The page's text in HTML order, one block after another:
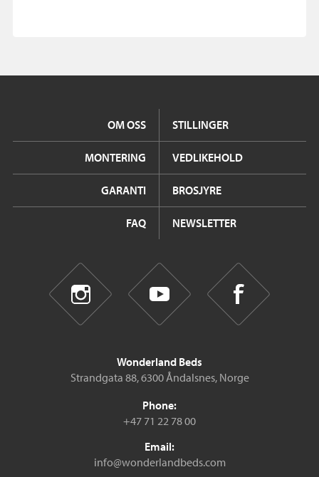
OM OSS STILLINGER
MONTERING VEDLIKEHOLD
GARANTI BROSJYRE
FAQ NEWSLETTER
Wonderland Beds
Strandgata 88, 6300 Åndalsnes, Norge
Phone:
+47 71 22 78 00
Email:
info@wonderlandbeds.com